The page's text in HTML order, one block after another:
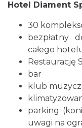
Hotel Diament
30
bezpłatny
całego
Restaurację
bar
klub
parking
uwagi na